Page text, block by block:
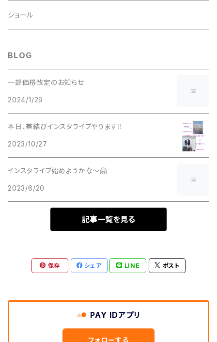
二部式
ショール
BLOG
一部価格改定のお知らせ
2024/1/29
本日、帯結びインスタライブやります‼️
2023/10/27
インスタライブ始めようかな～🤗
2023/6/20
記事一覧を見る
保存 シェア LINE ポスト
PAY IDアプリ
フォローする